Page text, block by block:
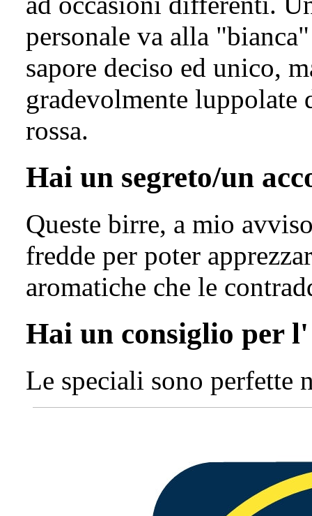
personale va alla
sapore deciso ed unico,
gradevolmente
rossa.
Hai un segreto/un
Queste birre, a mio
fredde per poter
aromatiche che le
Hai un consiglio per
Le speciali sono perfette